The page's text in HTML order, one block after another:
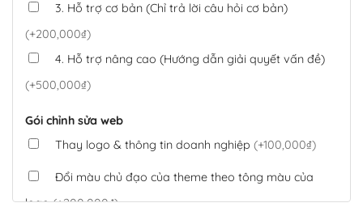
3. Hỗ trợ cơ bản (Chỉ trả lời câu hỏi cơ bản)
(+200,000₫)
4. Hỗ trợ nâng cao (Hướng dẫn giải quyết vấn đề)
(+500,000₫)
Gói chỉnh sửa web
Thay logo & thông tin doanh nghiệp (+100,000₫)
Đổi màu chủ đạo của theme theo tông màu của